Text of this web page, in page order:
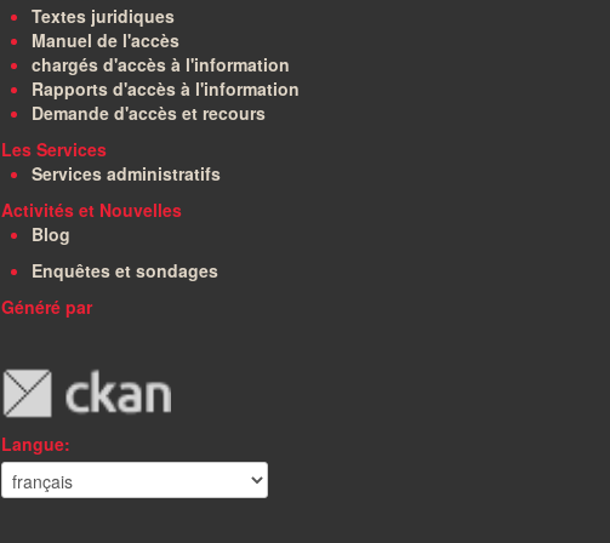
Textes juridiques
Manuel de l'accès
chargés d'accès à l'information
Rapports d'accès à l'information
Demande d'accès et recours
Les Services
Services administratifs
Activités et Nouvelles
Blog
Enquêtes et sondages
Généré par
Langue